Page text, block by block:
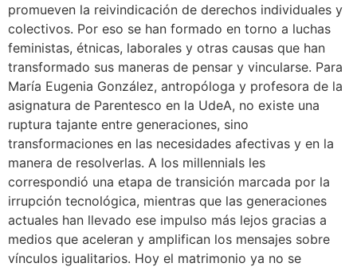
promueven la reivindicación de derechos individuales y
colectivos. Por eso se han formado en torno a luchas
feministas, étnicas, laborales y otras causas que han
transformado sus maneras de pensar y vincularse. Para
María Eugenia González, antropóloga y profesora de la
asignatura de Parentesco en la UdeA, no existe una
ruptura tajante entre generaciones, sino
transformaciones en las necesidades afectivas y en la
manera de resolverlas. A los millennials les
correspondió una etapa de transición marcada por la
irrupción tecnológica, mientras que las generaciones
actuales han llevado ese impulso más lejos gracias a
medios que aceleran y amplifican los mensajes sobre
vínculos igualitarios. Hoy el matrimonio ya no se